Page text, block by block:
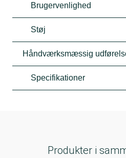
Brugervenlighed
Støj
Håndværksmæssig
Specifikationer
Produkter i